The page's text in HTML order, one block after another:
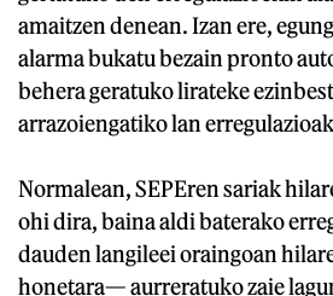
amaitzen denean. Izan ere,
alarma bukatu bezain pronto
behera geratuko lirateke
arrazoiengatiko lan
Normalean, SEPEren sariak
ohi dira, baina aldi baterako
dauden langileei oraingoan
honetara— aurreratuko zaie